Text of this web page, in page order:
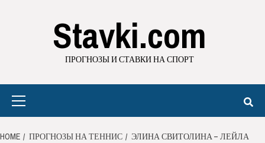
Stavki.com
ПРОГНОЗЫ И СТАВКИ НА СПОРТ
HOME ПРОГНОЗЫ НА ТЕННИС
ЭЛИНА СВИТОЛИНА – ЛЕЙЛА